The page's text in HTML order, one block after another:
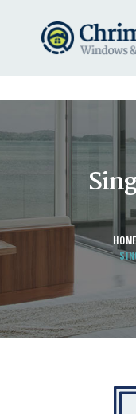
HOME
HOME
DOORS
ABOUT